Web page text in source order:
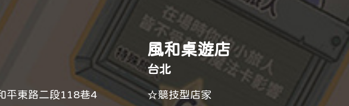
平東路二段118巷4
風和桌遊店
台北
☆競技型店家